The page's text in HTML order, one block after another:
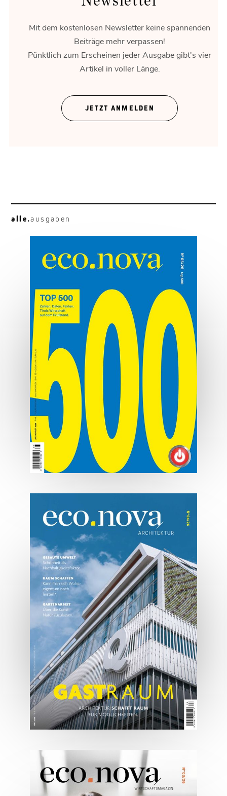
Ein Zustandsbericht in mehreren Feldern.
Platzwechsel
MEHR ERFAHREN
Mit dem kostenlosen Newsletter keine spannenden
Beiträge mehr verpassen!
Pünktlich zum Erscheinen jeder Ausgabe gibt's vier
Artikel in voller Länge.
JETZT ANMELDEN
alle.ausgaben
07/2026
Tirols Top 500 - Juli/August
2026
JETZT BESTELLEN
ONLINE LESEN
05/2026